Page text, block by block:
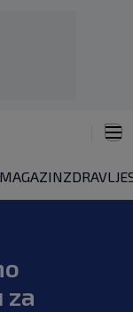
MAGAZINZDRAVLJE
za